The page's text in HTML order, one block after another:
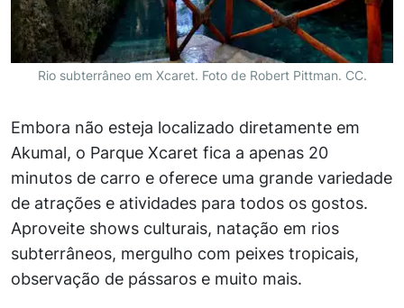
Rio subterrâneo em Xcaret. Foto de Robert Pittman. CC.
Embora não esteja localizado diretamente em
Akumal, o Parque Xcaret fica a apenas 20
minutos de carro e oferece uma grande variedade
de atrações e atividades para todos os gostos.
Aproveite shows culturais, natação em rios
subterrâneos, mergulho com peixes tropicais,
observação de pássaros e muito mais.